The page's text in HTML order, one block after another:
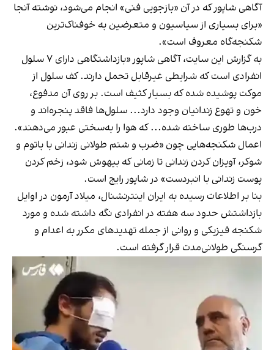
آگاهی شاپور که در آن «بازجویی فنی» انجام می‌شود، نوشته آنجا
«برای بسیاری از سیاسیون و متعرضین به خوفناک‌ترین
شکنجه‌گاه معروف است».
به گزارش این سایت، آگاهی شاپور «بازداشتگاهی دارای ۷ سلول
انفرادی است که شرایطی غیرقابل تحمل دارند. کف سلول از
موکت پوشیده شده که بسیار کثیف است. بر روی آن مدفوع،
خون و تهوع زندانیان وجود دارد... سلول‌ها فاقد پنجره‌اند و
درب‌ها طوری ساخته شده... که هوا را به‌سختی عبور می‌دهند».
اعمال شکنجه‌هایی چون «ضرب و شتم طولانی زندانی با باتوم و
شوکر، آویزان کردن زندانی تا زمانی که بیهوش شود، زخم کردن
پوست زندانی با انبردست» در شاپور رایج است.
بنا بر اطلاعات رسیده به ایران اینترنشنال، میلاد آرمون در اوایل
بازداشتش حدود سه هفته‌ در انفرادی نگه داشته شده و مورد
شکنجه فیزیکی و روانی از جمله تهدیدهای مکرر به اعدام و
گرسنگی طولانی‌مدت قرار گرفته است.